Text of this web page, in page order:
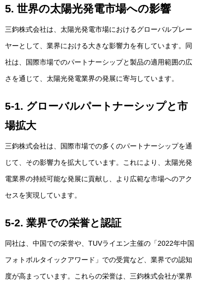
5. 世界の太陽光発電市場への影響
三鈞株式会社は、太陽光発電市場におけるグローバルプレー
ヤーとして、業界における大きな影響力を有しています。同
社は、国際市場でのパートナーシップと製品の適用範囲の広
さを通じて、太陽光発電業界の発展に寄与しています。
5-1. グローバルパートナーシップと市
場拡大
三鈞株式会社は、国際市場での多くのパートナーシップを通
じて、その影響力を拡大しています。これにより、太陽光発
電業界の持続可能な発展に貢献し、より広範な市場へのアク
セスを実現しています。
5-2. 業界での栄誉と認証
同社は、中国での栄誉や、TUVライエン主催の「2022年中国
フォトボルタイックアワード」での受賞など、業界での認知
度が高まっています。これらの栄誉は、三鈞株式会社が業界